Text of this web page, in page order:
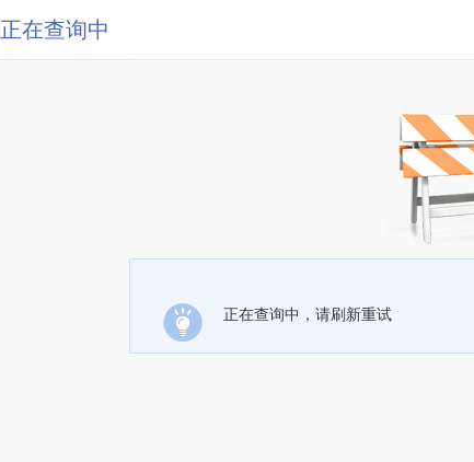
正在查询中
正在查询中，请刷新重试